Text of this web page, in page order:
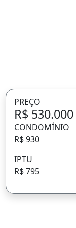
PREÇO
R$ 530.000
CONDOMÍNIO
R$ 930
IPTU
R$ 795